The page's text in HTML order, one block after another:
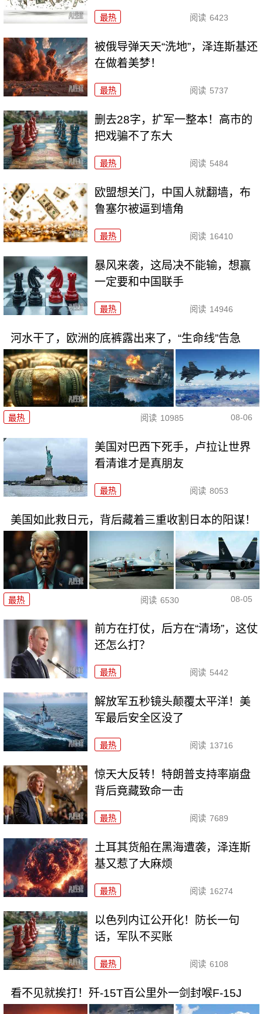
最热 阅读 6423
被俄导弹天天“洗地”，泽连斯基还
在做着美梦！
最热 阅读 5737
删去28字，扩军一整本！高市的
把戏骗不了东大
最热 阅读 5484
欧盟想关门，中国人就翻墙，布
鲁塞尔被逼到墙角
最热 阅读 16410
暴风来袭，这局决不能输，想赢
一定要和中国联手
最热 阅读 14946
河水干了，欧洲的底裤露出来了，“生命线”告急
最热 阅读 10985 08-06
美国对巴西下死手，卢拉让世界
看清谁才是真朋友
最热 阅读 8053
美国如此救日元，背后藏着三重收割日本的阳谋！
最热 阅读 6530 08-05
前方在打仗，后方在“清场”，这仗
还怎么打？
最热 阅读 5442
解放军五秒镜头颠覆太平洋！美
军最后安全区没了
最热 阅读 13716
惊天大反转！特朗普支持率崩盘
背后竟藏致命一击
最热 阅读 7689
土耳其货船在黑海遭袭，泽连斯
基又惹了大麻烦
最热 阅读 16274
以色列内讧公开化！防长一句
话，军队不买账
最热 阅读 6108
看不见就挨打！歼-15T百公里外一剑封喉F-15J